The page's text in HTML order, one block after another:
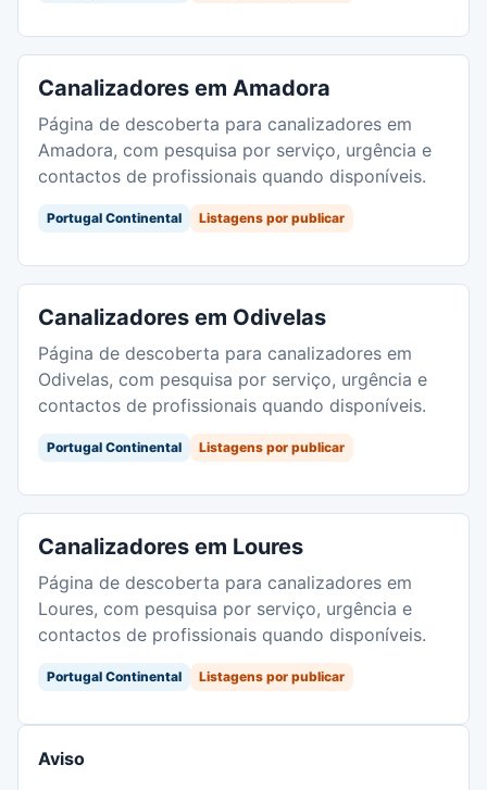
Canalizadores em Amadora
Página de descoberta para canalizadores em
Amadora, com pesquisa por serviço, urgência e
contactos de profissionais quando disponíveis.
Portugal Continental Listagens por publicar
Canalizadores em Odivelas
Página de descoberta para canalizadores em
Odivelas, com pesquisa por serviço, urgência e
contactos de profissionais quando disponíveis.
Portugal Continental Listagens por publicar
Canalizadores em Loures
Página de descoberta para canalizadores em
Loures, com pesquisa por serviço, urgência e
contactos de profissionais quando disponíveis.
Portugal Continental Listagens por publicar
Aviso